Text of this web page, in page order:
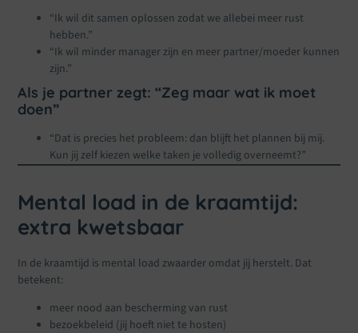
“Ik wil dit samen oplossen zodat we allebei meer rust
hebben.”
“Ik wil minder manager zijn en meer partner/moeder kunnen
zijn.”
Als je partner zegt: “Zeg maar wat ik moet
doen”
“Dat is precies het probleem: dan blijft het plannen bij mij.
Kun jij zelf kiezen welke taken je volledig overneemt?”
Mental load in de kraamtijd:
extra kwetsbaar
In de kraamtijd is mental load zwaarder omdat jij herstelt. Dat
betekent:
meer nood aan bescherming van rust
bezoekbeleid (jij hoeft niet te hosten)